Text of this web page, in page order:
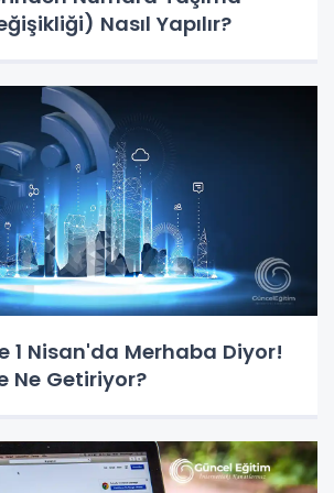
Nasıl Yapılır?
1 Nisan'da Merhaba Diyor!
Ne Getiriyor?